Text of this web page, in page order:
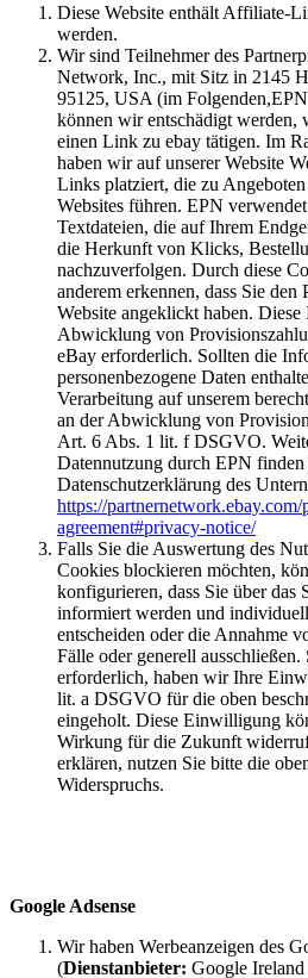
Diese Website enthält Affiliate-
werden.
Wir sind Teilnehmer des
Network, Inc., mit Sitz in 2145
95125, USA (im
können wir entschädigt werden,
einen Link zu ebay tätigen. Im
haben wir auf unserer Website
Links platziert, die zu
Websites führen. EPN
Textdateien, die auf Ihrem
die Herkunft von Klicks,
nachzuverfolgen. Durch diese
anderem erkennen, dass Sie den
Website angeklickt haben.
Abwicklung von
eBay erforderlich. Sollten die
personenbezogene Daten
Verarbeitung auf unserem
an der Abwicklung von
Art. 6 Abs. 1 lit. f DSGVO.
Datennutzung durch EPN
Datenschutzerklärung des
https://
agreement#privacy-notice/
Falls Sie die Auswertung des
Cookies blockieren möchten,
konfigurieren, dass Sie über das
informiert werden und
entscheiden oder die Annahme
Fälle oder generell ausschließen.
erforderlich, haben wir Ihre
lit. a DSGVO für die oben
eingeholt. Diese Einwilligung
Wirkung für die Zukunft
erklären, nutzen Sie bitte die
Widerspruchs.
Google Adsense
Wir haben Werbeanzeigen des
(Dienstanbieter: Google